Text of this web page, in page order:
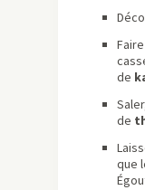
de
de
que